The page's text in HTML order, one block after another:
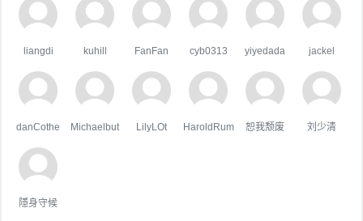
liangdi kuhill FanFan cyb0313 yiyedada jackel
danCothe Michaelbut LilyLOt HaroldRum 恕我颓废 刘少清
隱身守候